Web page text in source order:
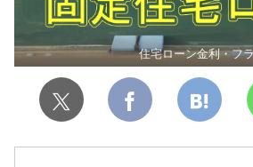
住宅ローン金利・フ